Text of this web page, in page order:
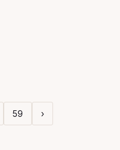
59 ›